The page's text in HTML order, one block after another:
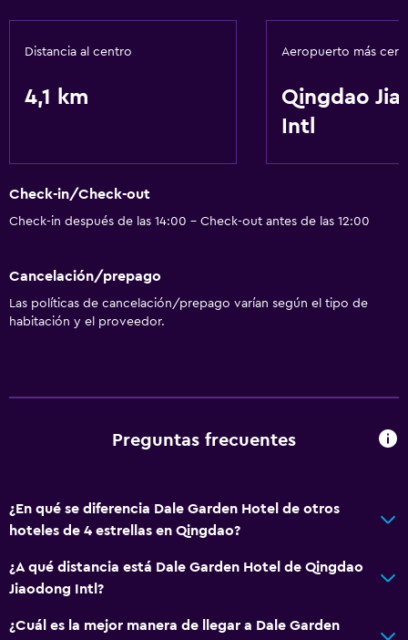
Distancia al centro
4,1 km
Aeropuerto más
Qingdao
Intl
Check-in/Check-out
Check-in después de las 14:00 - Check-out antes de las 12:00
Cancelación/prepago
Las políticas de cancelación/prepago varían según el tipo de
habitación y el proveedor.
Preguntas frecuentes
¿En qué se diferencia Dale Garden Hotel de otros
hoteles de 4 estrellas en Qingdao?
¿A qué distancia está Dale Garden Hotel de Qingdao
Jiaodong Intl?
¿Cuál es la mejor manera de llegar a Dale Garden